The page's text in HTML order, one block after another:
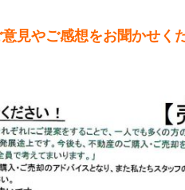
見やご感想をお聞かせくだ